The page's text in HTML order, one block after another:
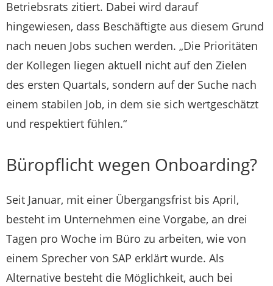
Betriebsrats zitiert. Dabei wird darauf
hingewiesen, dass Beschäftigte aus diesem Grund
nach neuen Jobs suchen werden. „Die Prioritäten
der Kollegen liegen aktuell nicht auf den Zielen
des ersten Quartals, sondern auf der Suche nach
einem stabilen Job, in dem sie sich wertgeschätzt
und respektiert fühlen.“
Büropflicht wegen Onboarding?
Seit Januar, mit einer Übergangsfrist bis April,
besteht im Unternehmen eine Vorgabe, an drei
Tagen pro Woche im Büro zu arbeiten, wie von
einem Sprecher von SAP erklärt wurde. Als
Alternative besteht die Möglichkeit, auch bei